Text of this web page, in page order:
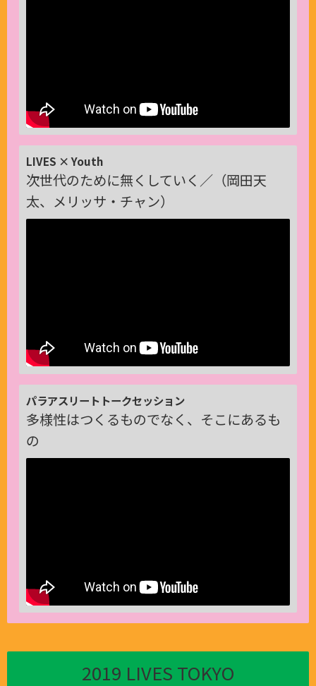
LIVES × Youth
次世代のために無くしていく／（岡田天
太、メリッサ・チャン）
パラアスリートトークセッション
多様性はつくるものでなく、そこにあるも
の
2019 LIVES TOKYO